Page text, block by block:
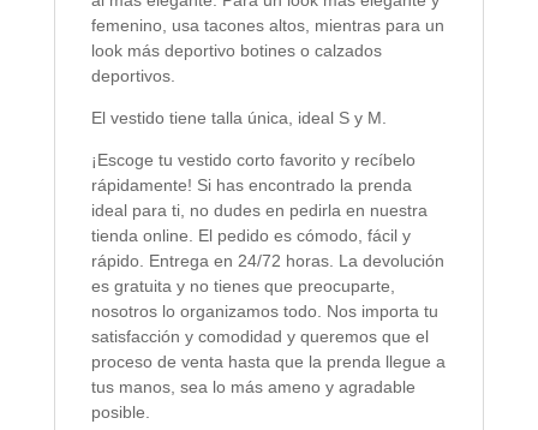
femenino, usa tacones altos, mientras para un
look más deportivo botines o calzados
deportivos.
El vestido tiene talla única, ideal S y M.
¡Escoge tu vestido corto favorito y recíbelo
rápidamente! Si has encontrado la prenda
ideal para ti, no dudes en pedirla en nuestra
tienda online. El pedido es cómodo, fácil y
rápido. Entrega en 24/72 horas. La devolución
es gratuita y no tienes que preocuparte,
nosotros lo organizamos todo. Nos importa tu
satisfacción y comodidad y queremos que el
proceso de venta hasta que la prenda llegue a
tus manos, sea lo más ameno y agradable
posible.